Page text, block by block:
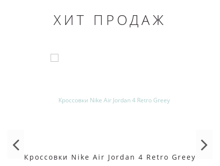
ХИТ ПРОДАЖ
Кроссовки Nike Air Jordan 4 Retro Greey